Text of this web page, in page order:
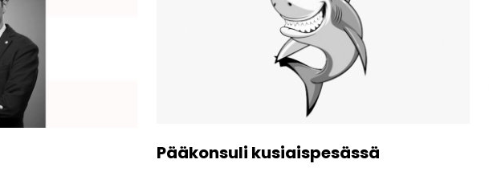
Pääkonsuli kusiaispesässä